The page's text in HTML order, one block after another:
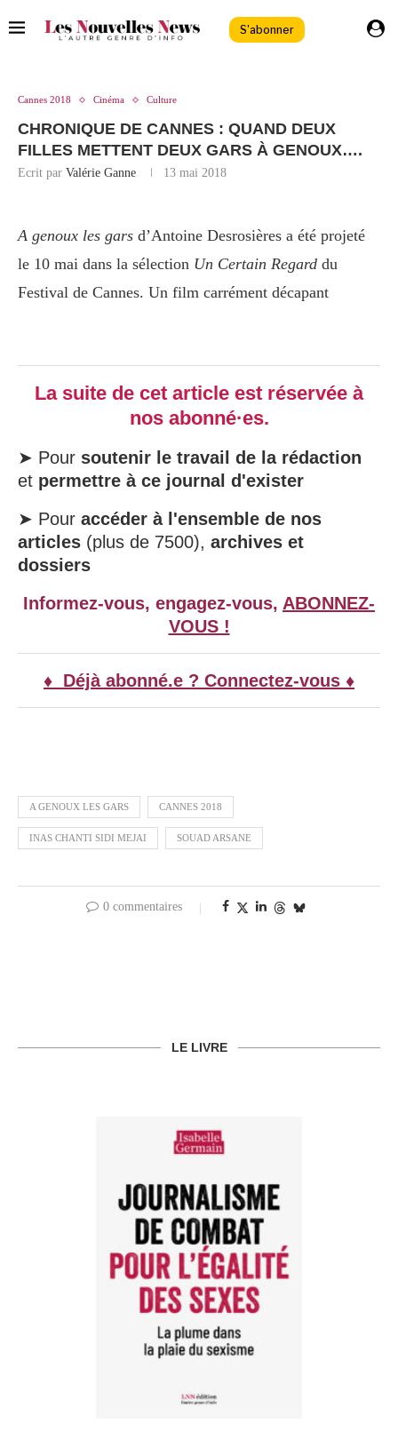
S'abonner
Cannes 2018 Cinéma Culture
CHRONIQUE DE CANNES : QUAND DEUX
FILLES METTENT DEUX GARS À GENOUX….
Ecrit par Valérie Ganne 13 mai 2018
A genoux les gars d’Antoine Desrosières a été projeté
le 10 mai dans la sélection Un Certain Regard du
Festival de Cannes. Un film carrément décapant
La suite de cet article est réservée à
nos abonné·es.
➤ Pour soutenir le travail de la rédaction
et permettre à ce journal d'exister
➤ Pour accéder à l'ensemble de nos
articles (plus de 7500), archives et
dossiers
Informez-vous, engagez-vous, ABONNEZ-
VOUS !
♦ Déjà abonné.e ? Connectez-vous ♦
A GENOUX LES GARS CANNES 2018
INAS CHANTI SIDI MEJAI SOUAD ARSANE
0 commentaires
LE LIVRE